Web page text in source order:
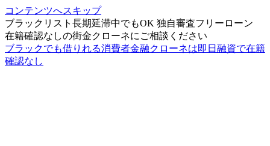
コンテンツへスキップ
ブラックリスト長期延滞中でもOK 独自審査フリーローン
在籍確認なしの街金クローネにご相談ください
ブラックでも借りれる消費者金融クローネは即日融資で在籍
確認なし